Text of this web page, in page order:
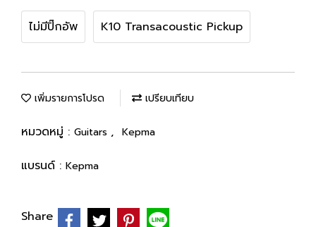
ไม่มีปิ๊กอัพ K10 Transacoustic Pickup
เพิ่มรายการโปรด เปรียบเทียบ
หมวดหมู่ : Guitars , Kepma
แบรนด์ : Kepma
Share